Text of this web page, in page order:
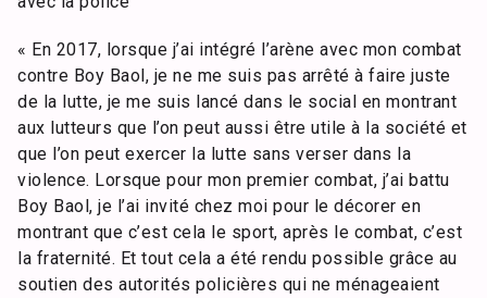
« En 2017, lorsque j’ai intégré l’arène avec mon combat
contre Boy Baol, je ne me suis pas arrêté à faire juste
de la lutte, je me suis lancé dans le social en montrant
aux lutteurs que l’on peut aussi être utile à la société et
que l’on peut exercer la lutte sans verser dans la
violence. Lorsque pour mon premier combat, j’ai battu
Boy Baol, je l’ai invité chez moi pour le décorer en
montrant que c’est cela le sport, après le combat, c’est
la fraternité. Et tout cela a été rendu possible grâce au
soutien des autorités policières qui ne ménageaient